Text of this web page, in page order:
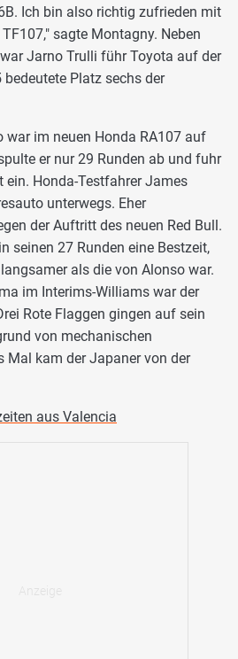
Ich bin also richtig zufrieden mit
sagte Montagny. Neben
Jarno Trulli führ Toyota auf der
Platz sechs der
war im neuen Honda RA107 auf
er nur 29 Runden ab und fuhr
ein. Honda-Testfahrer James
unterwegs. Eher
der Auftritt des neuen Red Bull.
seinen 27 Runden eine Bestzeit,
als die von Alonso war.
im Interims-Williams war der
Rote Flaggen gingen auf sein
von mechanischen
Mal kam der Japaner von der
aus Valencia